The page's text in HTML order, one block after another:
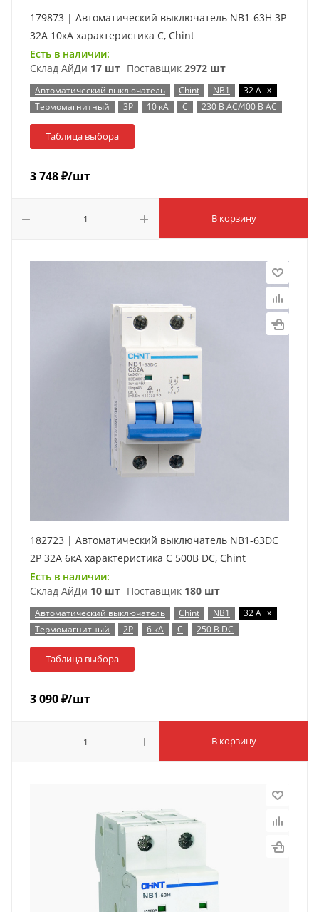
179873 | Автоматический выключатель NB1-63H 3P
32А 10кА характеристика C, Chint
Есть в наличии:
Склад АйДи 17 шт Поставщик 2972 шт
Автоматический выключатель Chint NB1 32 А x
Термомагнитный
3P 10 кА C 230 В AC/400 В AC
Таблица выбора
3 748₽/шт
В корзину
182723 | Автоматический выключатель NB1-63DC
2P 32А 6кА характеристика C 500В DC, Chint
Есть в наличии:
Склад АйДи 10 шт Поставщик 180 шт
Автоматический выключатель Chint NB1 32 А x
Термомагнитный
2P 6 кА C 250 В DC
Таблица выбора
3 090₽/шт
В корзину